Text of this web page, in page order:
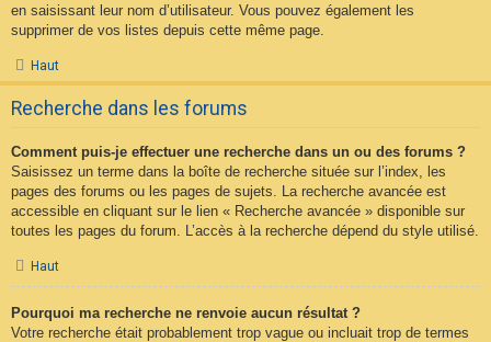
en saisissant leur nom d’utilisateur. Vous pouvez également les
supprimer de vos listes depuis cette même page.
Haut
Recherche dans les forums
Comment puis-je effectuer une recherche dans un ou des forums ?
Saisissez un terme dans la boîte de recherche située sur l’index, les
pages des forums ou les pages de sujets. La recherche avancée est
accessible en cliquant sur le lien « Recherche avancée » disponible sur
toutes les pages du forum. L’accès à la recherche dépend du style utilisé.
Haut
Pourquoi ma recherche ne renvoie aucun résultat ?
Votre recherche était probablement trop vague ou incluait trop de termes